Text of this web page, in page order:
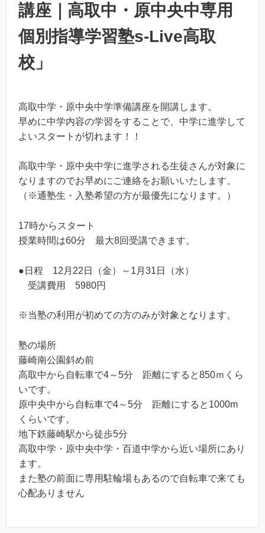
講座｜高取中・原中央中専用
個別指導学習塾s-Live高取
校」
高取中学・原中央中学準備講座を開講します。
早めに中学内容の学習をすることで、中学に進学して
よいスタートが切れます！！
高取中学・原中央中学に進学される生徒さんが対象に
なりますのでお早めにご連絡をお願いいたします。
（※通塾生・入塾希望の方が最優先になります。）
17時からスタート
授業時間は60分 最大8回受講できます。
●日程 12月22日（金）～1月31日（水）
受講費用 5980円
※当塾の利用が初めての方のみが対象となります。
塾の場所
藤崎南公園斜め前
高取中から自転車で4～5分 距離にすると850ｍくら
いです。
原中央中から自転車で4～5分 距離にすると1000m
くらいです。
地下鉄藤崎駅から徒歩5分
高取中学・原中央中学・百道中学から近い場所にあり
ます。
また塾の前面に専用駐輪場もあるので自転車で来ても
心配ありません